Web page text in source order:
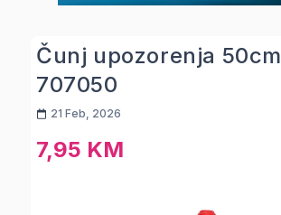
Čunj upozorenja 50cm
707050
21 Feb, 2026
7,95 KM